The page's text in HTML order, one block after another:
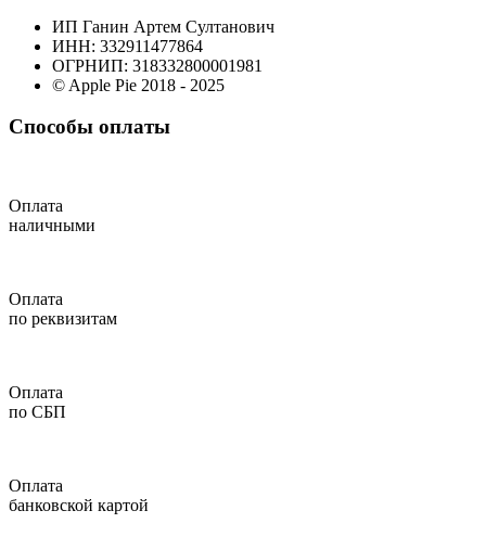
ИП Ганин Артем Султанович
ИНН: 332911477864
ОГРНИП: 318332800001981
© Apple Pie 2018 - 2025
Способы оплаты
Оплата
наличными
Оплата
по реквизитам
Оплата
по СБП
Оплата
банковской картой